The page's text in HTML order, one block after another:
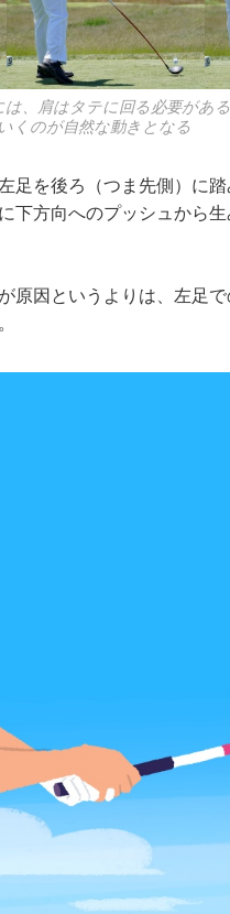
、肩はタテに回る必要があ
くのが自然な動きとなる
を後ろ（つま先側）に
下方向へのプッシュから
因というよりは、左足